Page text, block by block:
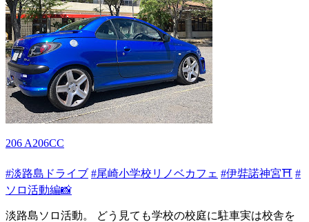
206 A206CC
#淡路島ドライブ #尾崎小学校リノベカフェ #伊弉諾神宮⛩ #
ソロ活動編📸
淡路島ソロ活動。 どう見ても学校の校庭に駐車実は校舎を